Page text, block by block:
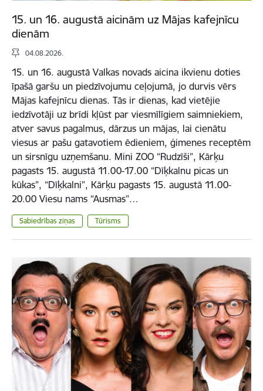
15. un 16. augustā aicinām uz Mājas kafejnīcu
dienām
04.08.2026.
15. un 16. augustā Valkas novads aicina ikvienu doties
īpašā garšu un piedzīvojumu ceļojumā, jo durvis vērs
Mājas kafejnīcu dienas. Tās ir dienas, kad vietējie
iedzīvotāji uz brīdi kļūst par viesmīlīgiem saimniekiem,
atver savus pagalmus, dārzus un mājas, lai cienātu
viesus ar pašu gatavotiem ēdieniem, ģimenes receptēm
un sirsnīgu uzņemšanu. Mini ZOO “Rudzīši”, Kārķu
pagasts 15. augustā 11.00-17.00 “Dīķkalnu picas un
kūkas”, “Dīķkalni”, Kārķu pagasts 15. augustā 11.00-
20.00 Viesu nams “Ausmas”…
Sabiedrības ziņas Tūrisms